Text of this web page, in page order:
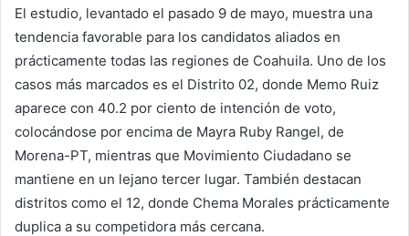
El estudio, levantado el pasado 9 de mayo, muestra una
tendencia favorable para los candidatos aliados en
prácticamente todas las regiones de Coahuila. Uno de los
casos más marcados es el Distrito 02, donde Memo Ruiz
aparece con 40.2 por ciento de intención de voto,
colocándose por encima de Mayra Ruby Rangel, de
Morena-PT, mientras que Movimiento Ciudadano se
mantiene en un lejano tercer lugar. También destacan
distritos como el 12, donde Chema Morales prácticamente
duplica a su competidora más cercana.